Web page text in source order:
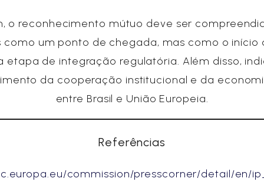
o reconhecimento mútuo deve ser
como um ponto de chegada, mas como o início
etapa de integração regulatória. Além disso,
da cooperação institucional e da
entre Brasil e União Europeia.
Referências
commission/presscorner/detail/en/